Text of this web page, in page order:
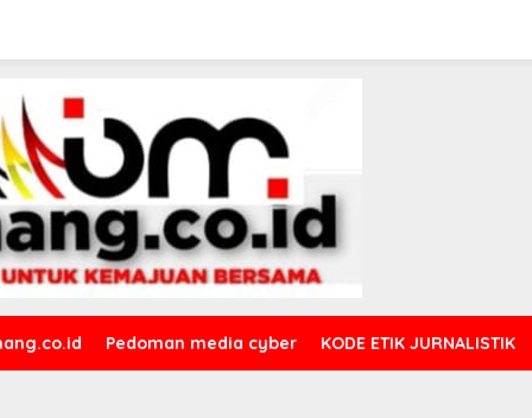
Pedoman media cyber KODE ETIK JURNALISTIK